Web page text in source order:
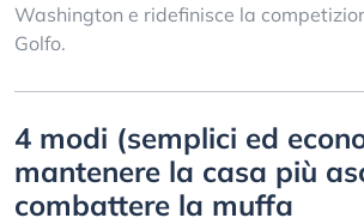
Washington e ridefinisce la
Golfo.
4 modi (semplici ed
mantenere la casa più
combattere la muffa